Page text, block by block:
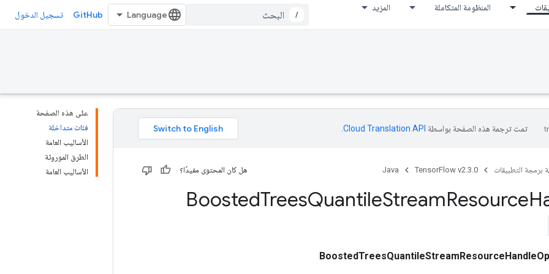
المنظومة المتكاملة المزيد
/
GitHub تسجيل الدخول
على هذه الصفحة
فئات متداخلة
الأساليب العامة
الطرق الموروثة
الأساليب العامة
تمت ترجمة هذه الصفحة بواسطة Cloud Translation API‏
برمجة التطبيقات TensorFlow v2.3.0
Java هل كان المحتوى مفيدًا؟
BoostedTreesQuantileStreamResource
BoostedTreesQuantileStreamResourceHandleOp